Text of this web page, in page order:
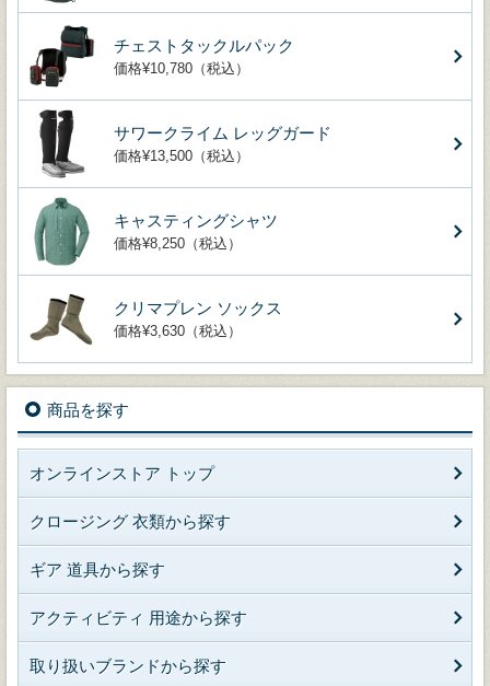
チェストタックルパック
価格¥10,780（税込）
サワークライム レッグガード
価格¥13,500（税込）
キャスティングシャツ
価格¥8,250（税込）
クリマプレン ソックス
価格¥3,630（税込）
商品を探す
オンラインストア トップ
クロージング 衣類から探す
ギア 道具から探す
アクティビティ 用途から探す
取り扱いブランドから探す